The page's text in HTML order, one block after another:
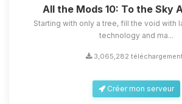
All the Mods 10: To the Sky
Starting with only a tree, fill the void with
technology and ma...
3,065,282
Créer mon serveur